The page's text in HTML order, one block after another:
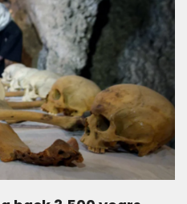
back 3,500 years